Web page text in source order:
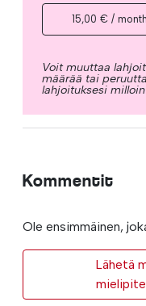
15,00 € / month
Voit muuttaa
määrää tai
lahjoituksesi
Kommentit
Ole ensimmäinen,
Lähetä